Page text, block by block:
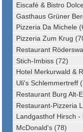
Eiscafé & Bistro
Gasthaus Grüner
Pizzeria Da Michele
Pizzeria Zum Krug
Restaurant
Stich-Imbiss (72)
Hotel Merkurwald &
Uli's Schlemmertreff
Restaurant Burg Alt-
Restaurant-Pizzeria
Landgasthof Hirsch
McDonald's (78)